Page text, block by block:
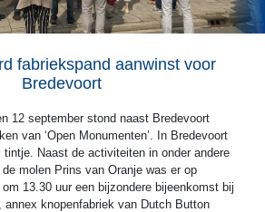
fabriekspand aanwinst voor
Bredevoort
12 september stond naast Bredevoort
van ‘Open Monumenten’. In Bredevoort
tintje. Naast de activiteiten in onder andere
molen Prins van Oranje was er op
13.30 uur een bijzondere bijeenkomst bij
annex knopenfabriek van Dutch Button